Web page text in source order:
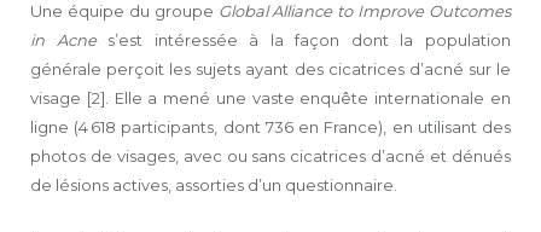
Une équipe du groupe Global Alliance to Improve Outcomes
in Acnes’est intéressée à la façon dont la population
générale perçoit les sujets ayant des cicatrices d’acné sur le
visage [2]. Elle a mené une vaste enquête internationale en
ligne (4 618 participants, dont 736 en France), en utilisant des
photos de visages, avec ou sans cicatrices d’acné et dénués
de lésions actives, assorties d’un questionnaire.